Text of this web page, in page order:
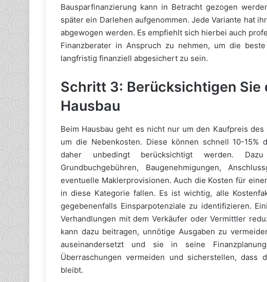
Bausparfinanzierung kann in Betracht gezogen
später ein Darlehen aufgenommen. Jede Variante hat
abgewogen werden. Es empfiehlt sich hierbei auch
Finanzberater in Anspruch zu nehmen, um die
langfristig finanziell abgesichert zu sein.
Schritt 3: Berücksichtigen Sie
Hausbau
Beim Hausbau geht es nicht nur um den Kaufpreis
um die Nebenkosten. Diese können schnell 10-15%
daher unbedingt berücksichtigt werden.
Grundbuchgebühren, Baugenehmigungen,
eventuelle Maklerprovisionen. Auch die Kosten für
in diese Kategorie fallen. Es ist wichtig, alle
gegebenenfalls Einsparpotenziale zu identifizieren.
Verhandlungen mit dem Verkäufer oder Vermittler
kann dazu beitragen, unnötige Ausgaben zu
auseinandersetzt und sie in seine
Überraschungen vermeiden und sicherstellen, dass
bleibt.